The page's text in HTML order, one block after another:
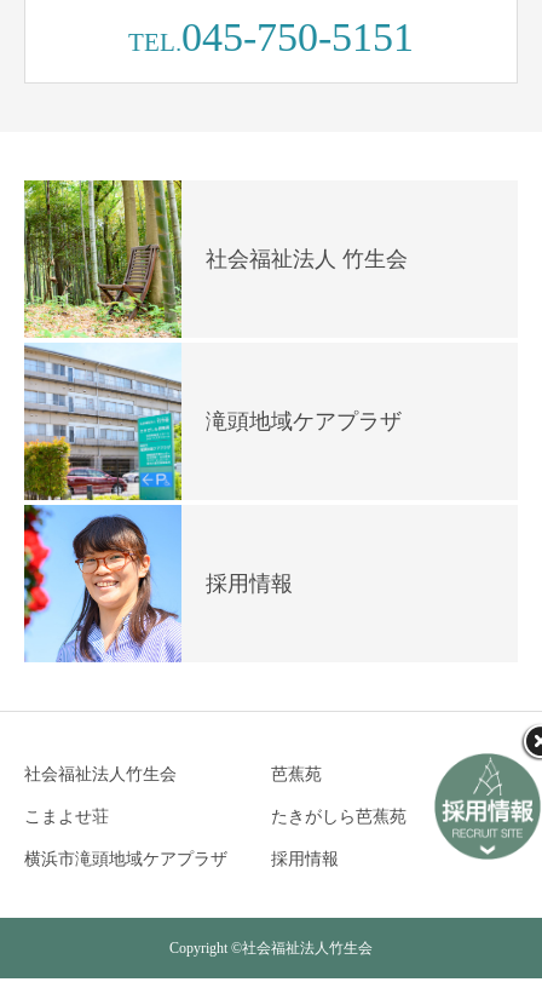
TEL.045-750-5151
社会福祉法人 竹生会
滝頭地域ケアプラザ
採用情報
社会福祉法人竹生会 芭蕉苑
こまよせ荘 たきがしら芭蕉苑
横浜市滝頭地域ケアプラザ 採用情報
Copyright ©社会福祉法人竹生会